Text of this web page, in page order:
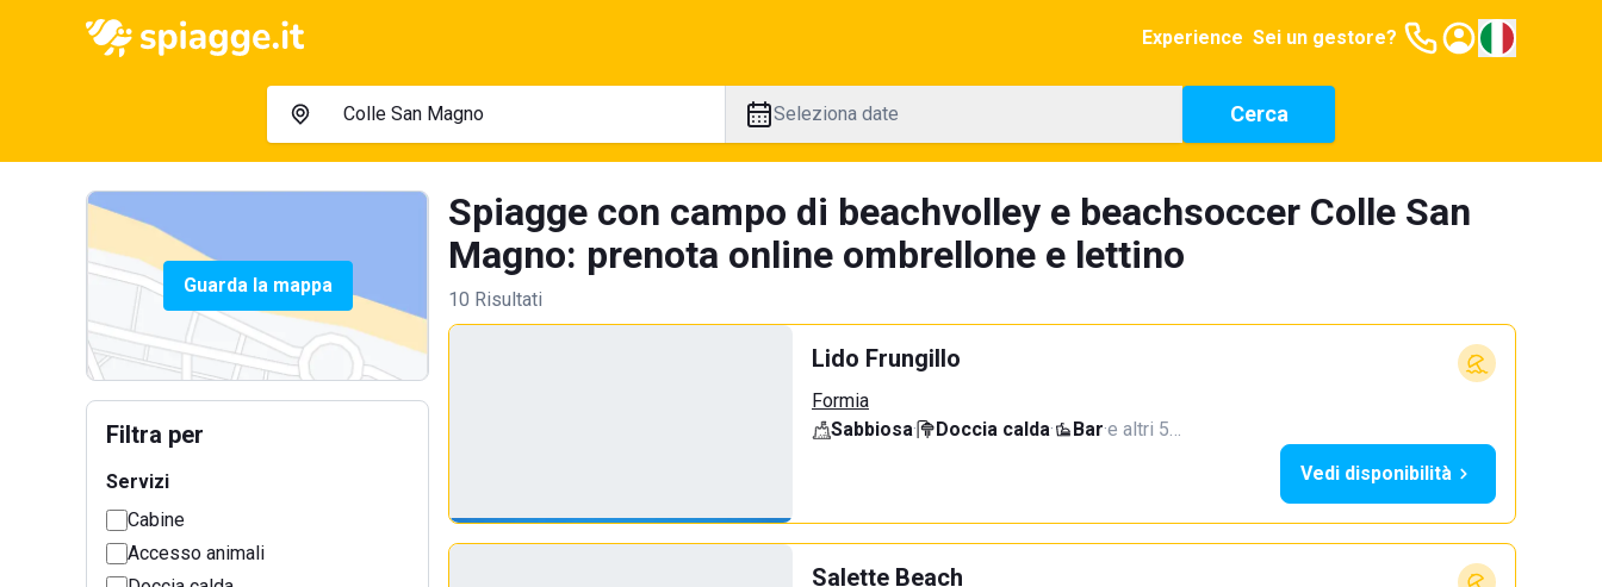
Experience Sei un gestore?
Seleziona date Cerca
Guarda la mappa
Filtra per
Servizi
Cabine
Accesso animali
Spiagge con campo di beachvolley e beachsoccer Colle San
Magno: prenota online ombrellone e lettino
10 Risultati
Lido Frungillo
Formia
Sabbiosa· Doccia calda· Bar·e altri 5…
Vedi disponibilità
Salette Beach